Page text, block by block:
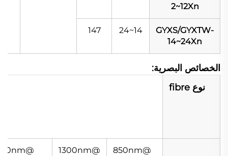
2~12Xn
GYXS/GYXTW-
14~24Xn
14~24
147
الخصائص البصرية:
نوع fibre
@850nm
@1300nm
@1310nm